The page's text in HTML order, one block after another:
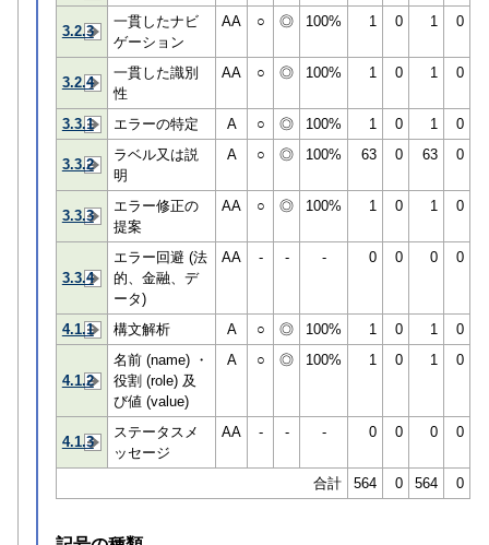
3.2.3
一貫したナビ
ゲーション
AA ○ ◎ 100% 1 0 1 0
3.2.4
一貫した識別
性
AA ○ ◎ 100% 1 0 1 0
3.3.1 エラーの特定 A ○ ◎ 100% 1 0 1 0
3.3.2
ラベル又は説
明
A ○ ◎ 100% 63 0 63 0
3.3.3
エラー修正の
提案
AA ○ ◎ 100% 1 0 1 0
3.3.4
エラー回避 (法
的、金融、デ
ータ)
AA - - - 0 0 0 0
4.1.1 構文解析 A ○ ◎ 100% 1 0 1 0
4.1.2
名前 (name) ・
役割 (role) 及
び値 (value)
A ○ ◎ 100% 1 0 1 0
4.1.3
ステータスメ
ッセージ
AA - - - 0 0 0 0
合計 564 0 564 0